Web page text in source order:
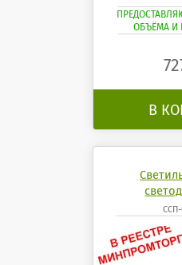
ОБЪЁМА И
В
4200К